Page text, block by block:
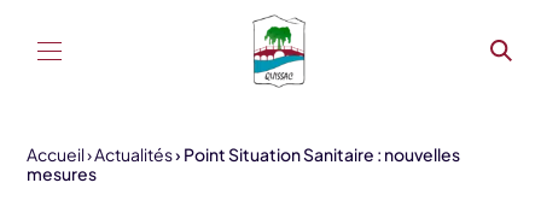
Accueil Actualités Point Situation Sanitaire : nouvelles
mesures